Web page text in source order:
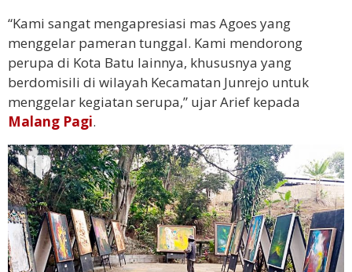
“Kami sangat mengapresiasi mas Agoes yang
menggelar pameran tunggal. Kami mendorong
perupa di Kota Batu lainnya, khususnya yang
berdomisili di wilayah Kecamatan Junrejo untuk
menggelar kegiatan serupa,” ujar Arief kepada
Malang Pagi.